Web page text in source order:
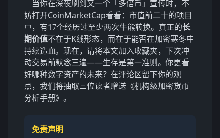
当你在深夜刷到又一个「多倍币」宣传时，不
妨打开CoinMarketCap看看：市值前二十的项目
中，有17个经历过至少两次牛熊转换。真正的长
期价值不在于K线形态，而在于能否在加密寒冬中
持续造血。现在，请将本文加入收藏夹，下次冲
动交易前默念三遍——生存是第一准则。你更看
好哪种数字资产的未来？在评论区留下你的观
点，我们将抽取三位读者赠送《机构级加密货币
分析手册》。
免责声明